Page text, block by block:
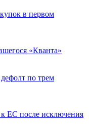
в первом
«Кванта»
по трем
к ЕС после исключения